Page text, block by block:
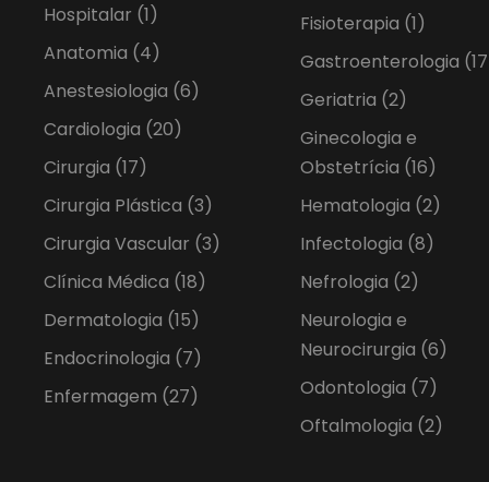
Hospitalar (1)
Anatomia (4)
Anestesiologia (6)
Cardiologia (20)
Cirurgia (17)
Cirurgia Plástica (3)
Cirurgia Vascular (3)
Clínica Médica (18)
Dermatologia (15)
Endocrinologia (7)
Enfermagem (27)
Fisioterapia (1)
Gastroenterologia
Geriatria (2)
Ginecologia e
Obstetrícia (16)
Hematologia (2)
Infectologia (8)
Nefrologia (2)
Neurologia e
Neurocirurgia (6)
Odontologia (7)
Oftalmologia (2)